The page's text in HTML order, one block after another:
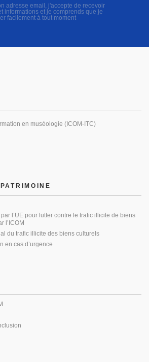
adresse email, j'accepte de recevoir
informations et je comprends que je
facilement à tout moment
l’UE pour lutter contre le trafic illicite de biens
l’ICOM
du trafic illicite des biens culturels
en cas d’urgence
en muséologie (ICOM-ITC)